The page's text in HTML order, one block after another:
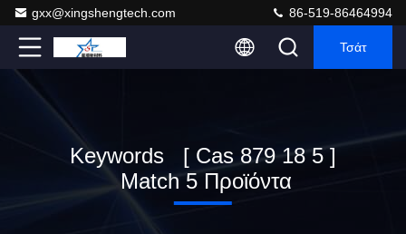
gxx@xingshengtech.com 86-519-86464994
Τσάτ
Keywords [ Cas 879 18 5 ]
Match 5 Προϊόντα